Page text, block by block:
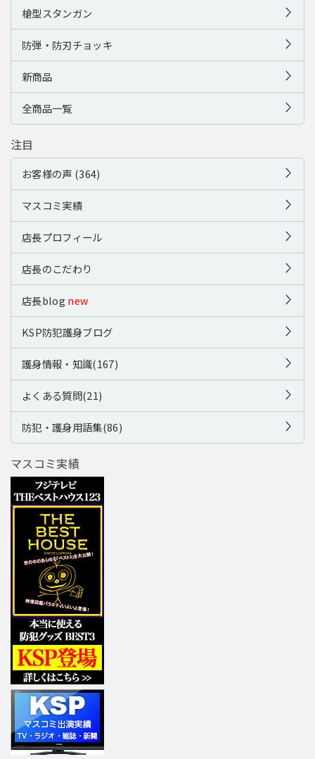
槍型スタンガン
防弾・防刃チョッキ
新商品
全商品一覧
注目
お客様の声 (364)
マスコミ実績
店長プロフィール
店長のこだわり
店長blog new
KSP防犯護身ブログ
護身情報・知識(167)
よくある質問(21)
防犯・護身用語集(86)
マスコミ実績